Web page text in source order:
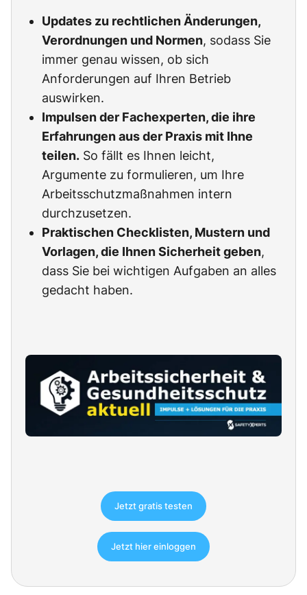
Updates zu rechtlichen Änderungen,
Verordnungen und Normen, sodass Sie
immer genau wissen, ob sich
Anforderungen auf Ihren Betrieb
auswirken.
Impulsen der Fachexperten, die ihre
Erfahrungen aus der Praxis mit Ihne
teilen. So fällt es Ihnen leicht,
Argumente zu formulieren, um Ihre
Arbeitsschutzmaßnahmen intern
durchzusetzen.
Praktischen Checklisten, Mustern und
Vorlagen, die Ihnen Sicherheit geben,
dass Sie bei wichtigen Aufgaben an alles
gedacht haben.
Jetzt gratis testen
Jetzt hier einloggen